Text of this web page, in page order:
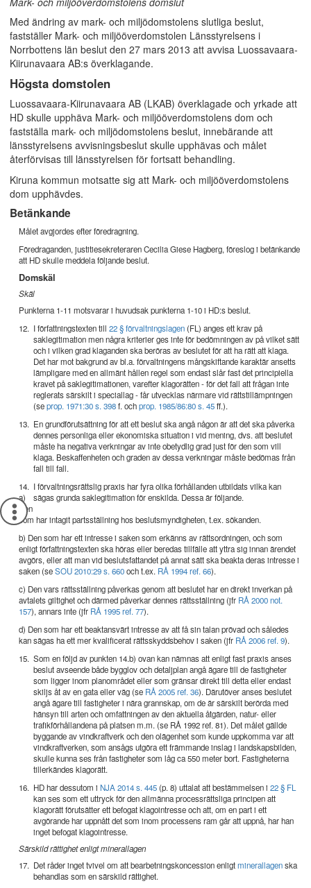
Med ändring av mark- och miljödomstolens slutliga beslut,
fastställer Mark- och miljööverdomstolen Länsstyrelsens i
Norrbottens län beslut den 27 mars 2013 att avvisa Luossavaara-
Kiirunavaara AB:s överklagande.
Högsta domstolen
Luossavaara-Kiirunavaara AB (LKAB) överklagade och yrkade att
HD skulle upphäva Mark- och miljööverdomstolens dom och
fastställa mark- och miljödomstolens beslut, innebärande att
länsstyrelsens avvisningsbeslut skulle upphävas och målet
återförvisas till länsstyrelsen för fortsatt behandling.
Kiruna kommun motsatte sig att Mark- och miljööverdomstolens
dom upphävdes.
Betänkande
Målet avgjordes efter föredragning.
Föredraganden, justitiesekreteraren Cecilia Giese Hagberg, föreslog i betänkande
att HD skulle meddela följande beslut.
Domskäl
Skäl
Punkterna 1-11 motsvarar i huvudsak punkterna 1-10 i HD:s beslut.
12. I författningstexten till 22 § förvaltningslagen(FL) anges ett krav på
saklegitimation men några kriterier ges inte för bedömningen av på vilket sätt
och i vilken grad klaganden ska beröras av beslutet för att ha rätt att klaga.
Det har mot bakgrund av bl.a. förvaltningens mångskiftande karaktär ansetts
lämpligare med en allmänt hållen regel som endast slår fast det principiella
kravet på saklegitimationen, varefter klagorätten - för det fall att frågan inte
reglerats särskilt i speciallag - får utvecklas närmare vid rättstillämpningen
(seprop. 1971:30 s. 398f. ochprop. 1985/86:80 s. 45ff.).
13. En grundförutsättning för att ett beslut ska angå någon är att det ska påverka
dennes personliga eller ekonomiska situation i vid mening, dvs. att beslutet
måste ha negativa verkningar av inte obetydlig grad just för den som vill
klaga. Beskaffenheten och graden av dessa verkningar måste bedömas från
fall till fall.
14. I förvaltningsrättslig praxis har fyra olika förhållanden utbildats vilka kan
sägas grunda saklegitimation för enskilda. Dessa är följande.
a)
Den
som har intagit partsställning hos beslutsmyndigheten, t.ex. sökanden.
b) Den som har ett intresse i saken som erkänns av rättsordningen, och som
enligt författningstexten ska höras eller beredas tillfälle att yttra sig innan ärendet
avgörs, eller att man vid beslutsfattandet på annat sätt ska beakta deras intresse i
saken (seSOU 2010:29 s. 660och t.ex. RÅ 1994 ref. 66).
c) Den vars rättsställning påverkas genom att beslutet har en direkt inverkan på
avtalets giltighet och därmed påverkar dennes rättsställning (jfr RÅ 2000 not.
157), annars inte (jfr RÅ 1995 ref. 77).
d) Den som har ett beaktansvärt intresse av att få sin talan prövad och således
kan sägas ha ett mer kvalificerat rättsskyddsbehov i saken (jfr RÅ 2006 ref. 9).
15. Som en följd av punkten 14.b) ovan kan nämnas att enligt fast praxis anses
beslut avseende både bygglov och detaljplan angå ägare till de fastigheter
som ligger inom planområdet eller som gränsar direkt till detta eller endast
skiljs åt av en gata eller väg (se RÅ 2005 ref. 36). Därutöver anses beslutet
angå ägare till fastigheter i nära grannskap, om de är särskilt berörda med
hänsyn till arten och omfattningen av den aktuella åtgärden, natur- eller
trafikförhållandena på platsen m.m. (se RÅ 1992 ref. 81). Det målet gällde
byggande av vindkraftverk och den olägenhet som kunde uppkomma var att
vindkraftverken, som ansågs utgöra ett främmande inslag i landskapsbilden,
skulle kunna ses från fastigheter som låg ca 550 meter bort. Fastigheterna
tillerkändes klagorätt.
16. HD har dessutom i NJA 2014 s. 445(p. 8) uttalat att bestämmelsen i 22 § FL
kan ses som ett uttryck för den allmänna processrättsliga principen att
klagorätt förutsätter ett befogat klagointresse och att, om en part i ett
avgörande har uppnått det som inom processens ram går att uppnå, har han
inget befogat klagointresse.
Särskild rättighet enligt minerallagen
17. Det råder inget tvivel om att bearbetningskoncession enligtminerallagenska
behandlas som en särskild rättighet.